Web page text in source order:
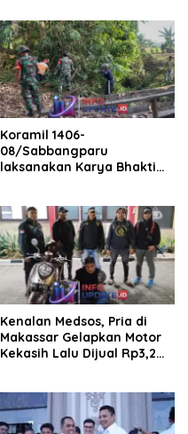
Koramil 1406-
08/Sabbangparu
laksanakan Karya Bhakti
Kenalan Medsos, Pria di
Makassar Gelapkan Motor
Kekasih Lalu Dijual Rp3,2